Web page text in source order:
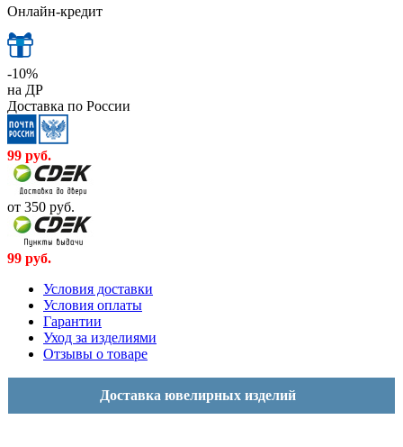
Онлайн-кредит
-10%
на ДР
Доставка по России
99 руб.
от 350 руб.
99 руб.
Условия доставки
Условия оплаты
Гарантии
Уход за изделиями
Отзывы о товаре
Доставка ювелирных изделий